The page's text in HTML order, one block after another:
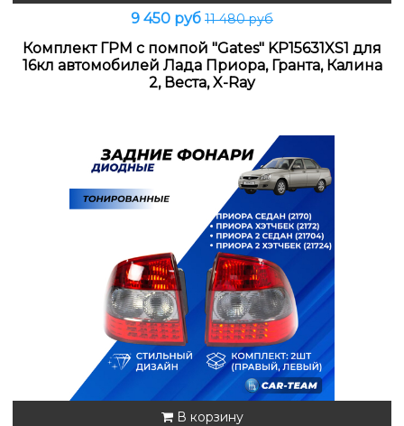
9 450 руб 11 480 руб
Комплект ГРМ с помпой "Gates" KP15631XS1 для
16кл автомобилей Лада Приора, Гранта, Калина
2, Веста, X-Ray
В корзину